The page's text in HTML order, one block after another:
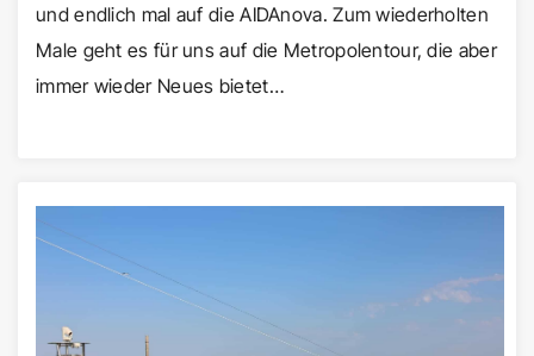
und endlich mal auf die AIDAnova. Zum wiederholten
Male geht es für uns auf die Metropolentour, die aber
immer wieder Neues bietet…